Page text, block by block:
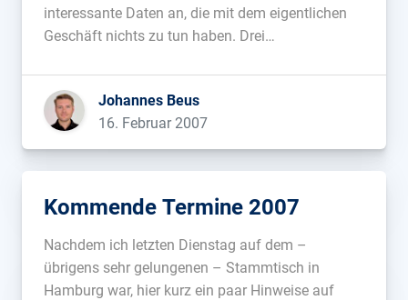
interessante Daten an, die mit dem eigentlichen
Geschäft nichts zu tun haben. Drei
Festplatten in den Googleservern in Abhängigkeit
von verschiedenen Einflüssen wie beispielsweise
Alter oder Temperatur der Umgebung in […]...
Johannes Beus
16. Februar 2007
Kommende Termine 2007
Nachdem ich letzten Dienstag auf dem –
übrigens sehr gelungenen – Stammtisch in
Hamburg war, hier kurz ein paar Hinweise auf